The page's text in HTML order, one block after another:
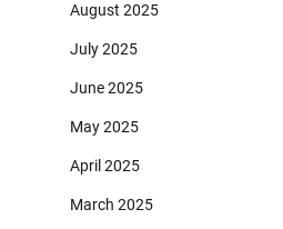
August 2025
July 2025
June 2025
May 2025
April 2025
March 2025